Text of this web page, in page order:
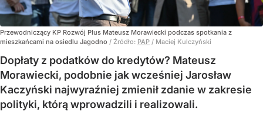
Przewodniczący KP Rozwój Plus Mateusz Morawiecki podczas spotkania z
mieszkańcami na osiedlu Jagodno / Źródło: PAP / Maciej Kulczyński
Dopłaty z podatków do kredytów? Mateusz
Morawiecki, podobnie jak wcześniej Jarosław
Kaczyński najwyraźniej zmienił zdanie w zakresie
polityki, którą wprowadzili i realizowali.